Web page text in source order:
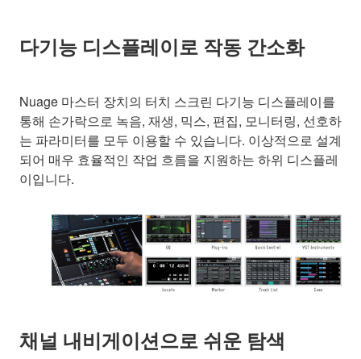
다기능 디스플레이로 작동 간소화
Nuage 마스터 장치의 터치 스크린 다기능 디스플레이를
통해 손가락으로 녹음, 재생, 믹스, 편집, 모니터링, 선호하
는 파라미터를 모두 이용할 수 있습니다. 이상적으로 설계
되어 매우 효율적인 작업 흐름을 지원하는 하위 디스플레
이입니다.
채널 내비게이션으로 쉬운 탐색